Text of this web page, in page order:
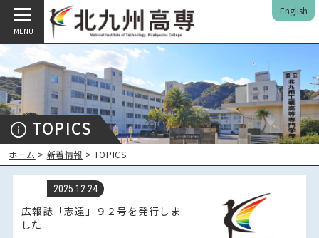
MENU
English
TOPICS
ホーム > 新着情報 > TOPICS
2025.12.24
広報誌「志遠」９２号を発行しま
した